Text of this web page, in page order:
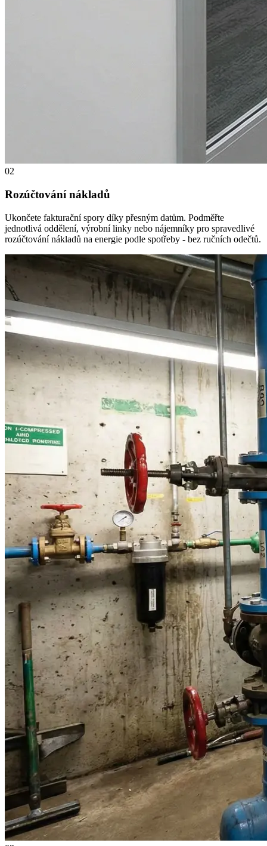
02
Rozúčtování nákladů
Ukončete fakturační spory díky přesným datům. Podměřte
jednotlivá oddělení, výrobní linky nebo nájemníky pro spravedlivé
rozúčtování nákladů na energie podle spotřeby - bez ručních odečtů.